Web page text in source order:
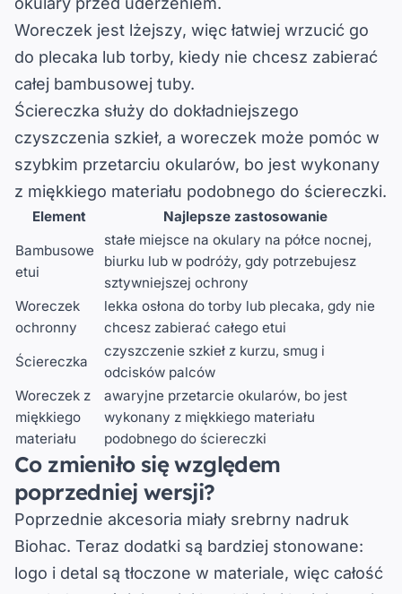
Woreczek jest lżejszy, więc łatwiej wrzucić go
do plecaka lub torby, kiedy nie chcesz zabierać
całej bambusowej tuby.
Ściereczka służy do dokładniejszego
czyszczenia szkieł, a woreczek może pomóc w
szybkim przetarciu okularów, bo jest wykonany
z miękkiego materiału podobnego do ściereczki.
Element
Najlepsze zastosowanie
Bambusowe
etui
stałe miejsce na okulary na półce nocnej,
biurku lub w podróży, gdy potrzebujesz
sztywniejszej ochrony
Woreczek
ochronny
lekka osłona do torby lub plecaka, gdy nie
chcesz zabierać całego etui
Ściereczka
czyszczenie szkieł z kurzu, smug i
odcisków palców
Woreczek z
miękkiego
materiału
awaryjne przetarcie okularów, bo jest
wykonany z miękkiego materiału
podobnego do ściereczki
Co zmieniło się względem
poprzedniej wersji?
Poprzednie akcesoria miały srebrny nadruk
Biohac. Teraz dodatki są bardziej stonowane:
logo i detal są tłoczone w materiale, więc całość